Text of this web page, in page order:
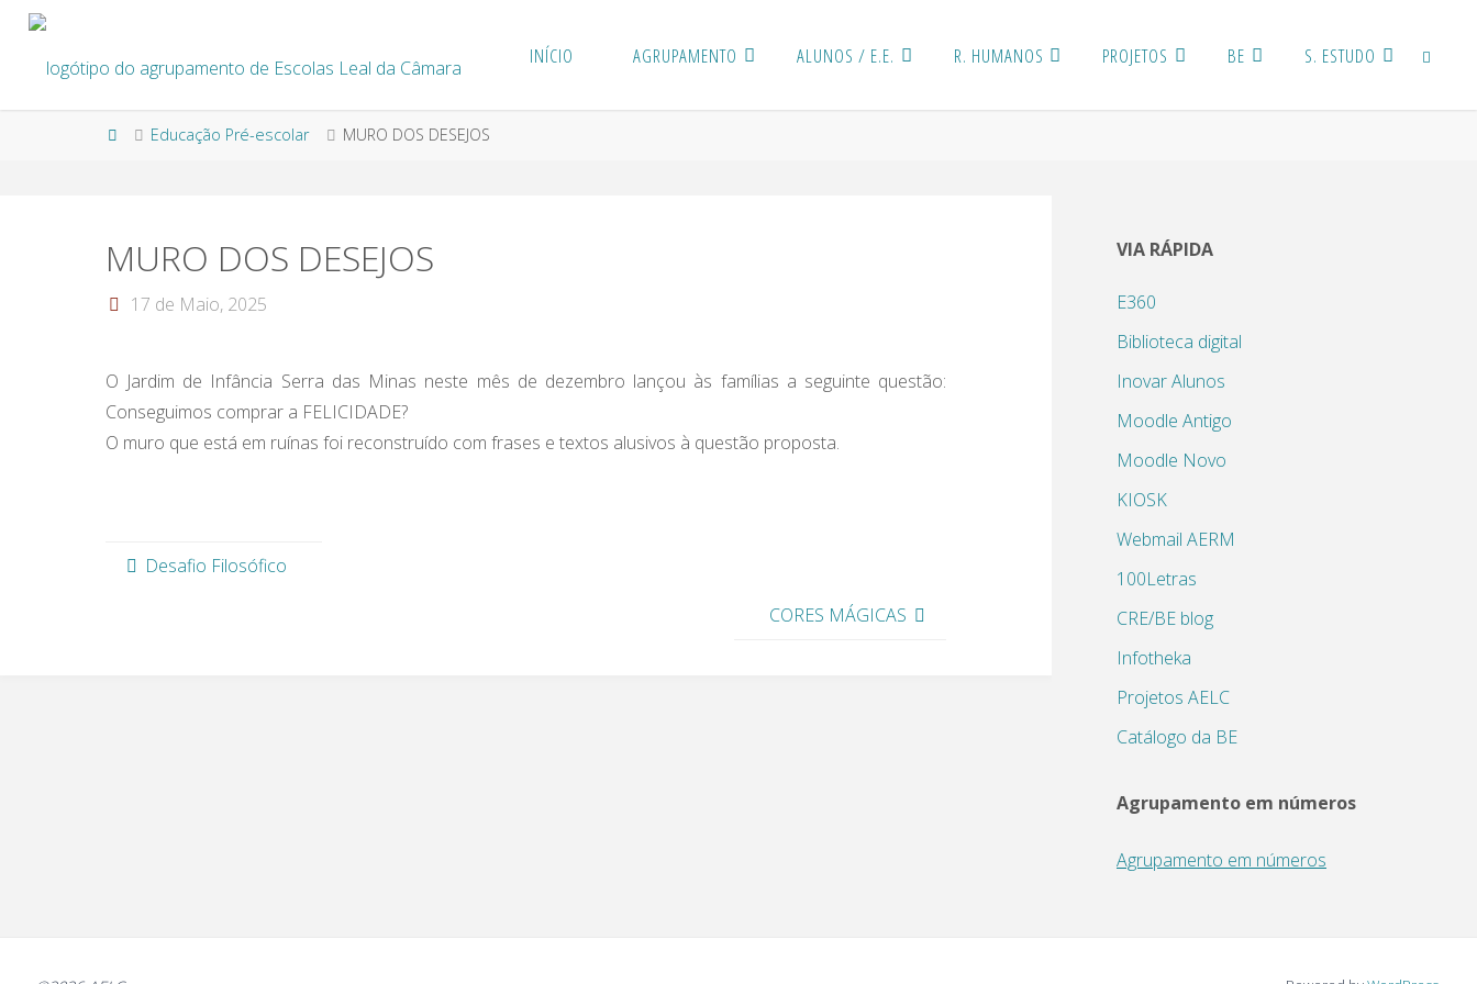
Skip
content
INÍCIO AGRUPAMENTO ALUNOS / E.E. R. HUMANOS PROJETOS BE S. ESTUDO
HomeEducação Pré-escolar MURO DOS DESEJOS
MURO DOS DESEJOS
17 de Maio, 2025
O Jardim de Infância Serra das Minas neste mês de dezembro lançou às famílias a seguinte questão:
Conseguimos comprar a FELICIDADE?
O muro que está em ruínas foi reconstruído com frases e textos alusivos à questão proposta.
Desafio Filosófico
CORES MÁGICAS
VIA RÁPIDA
E360
Biblioteca digital
Inovar Alunos
Moodle Antigo
Moodle Novo
KIOSK
Webmail AERM
100Letras
CRE/BE blog
Infotheka
Projetos AELC
Catálogo da BE
Agrupamento em números
Agrupamento em números